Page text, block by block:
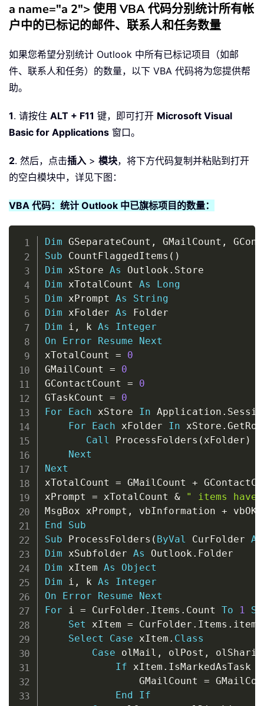
a name="a 2"> 使用 VBA 代码分别统计所有帐
户中的已标记的邮件、联系人和任务数量
如果您希望分别统计 Outlook 中所有已标记项目（如邮
件、联系人和任务）的数量，以下 VBA 代码将为您提供帮
助。
1. 请按住 ALT + F11 键，即可打开 Microsoft Visual
Basic for Applications 窗口。
2. 然后，点击插入 > 模块，将下方代码复制并粘贴到打开
的空白模块中，详见下图：
VBA 代码：统计 Outlook 中已旗标项目的数量：
Dim GSeparateCount , GMailCount ,
Sub CountFlaggedItems ( )
Dim xStore As Outlook .
Dim xTotalCount As
Long
Dim xPrompt As
String
Dim xFolder As
Dim i , k As
Integer
On
Error Resume
Next
xTotalCount =
0
GMailCount =
0
GContactCount =
0
GTaskCount =
0
For
Each xStore In Application .
For
Each xFolder In xStore .
Call ProcessFolders ( xFolder )
Next
Next
xTotalCount = GMailCount +
xPrompt = xTotalCount &
" items
MsgBox xPrompt , vbInformation +
End
Sub
Sub ProcessFolders ( ByVal CurFolder As
Dim xSubfolder As Outlook .
Dim xItem As
Object
Dim i , k As
Integer
On
Error Resume
Next
For i = CurFolder . Items . Count To 1
Set xItem = CurFolder . Items . item
Select
Case xItem . Class
Case olMail , olPost ,
If xItem . IsMarkedAsTask
                GMailCount
=
End
If
Copy